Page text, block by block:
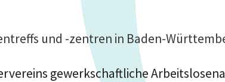
und -zentren in Baden-
gewerkschaftliche